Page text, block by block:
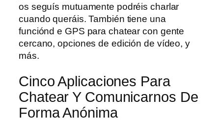
os seguís mutuamente podréis charlar
cuando queráis. También tiene una
funciónd e GPS para chatear con gente
cercano, opciones de edición de vídeo, y
más.
Cinco Aplicaciones Para
Chatear Y Comunicarnos De
Forma Anónima